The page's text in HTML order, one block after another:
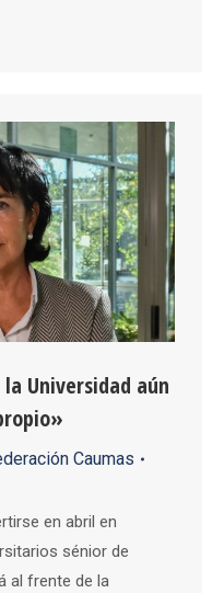
Universidad aún
Caumas
en abril en
sénior de
al frente de la